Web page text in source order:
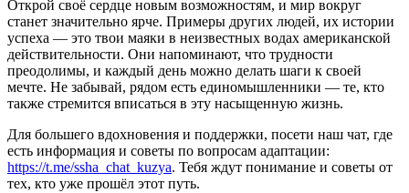
Открой своё сердце новым возможностям, и мир вокруг
станет значительно ярче. Примеры других людей, их истории
успеха — это твои маяки в неизвестных водах американской
действительности. Они напоминают, что трудности
преодолимы, и каждый день можно делать шаги к своей
мечте. Не забывай, рядом есть единомышленники — те, кто
также стремится вписаться в эту насыщенную жизнь.
Для большего вдохновения и поддержки, посети наш чат, где
есть информация и советы по вопросам адаптации:
https://t.me/ssha_chat_kuzya. Тебя ждут понимание и советы от
тех, кто уже прошёл этот путь.